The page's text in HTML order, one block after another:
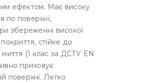
ефектом. Має високу
по поверхні,
збереженні високої
стійке до
миття (1 клас за ДСТУ EN
приховує
поверхні. Легко